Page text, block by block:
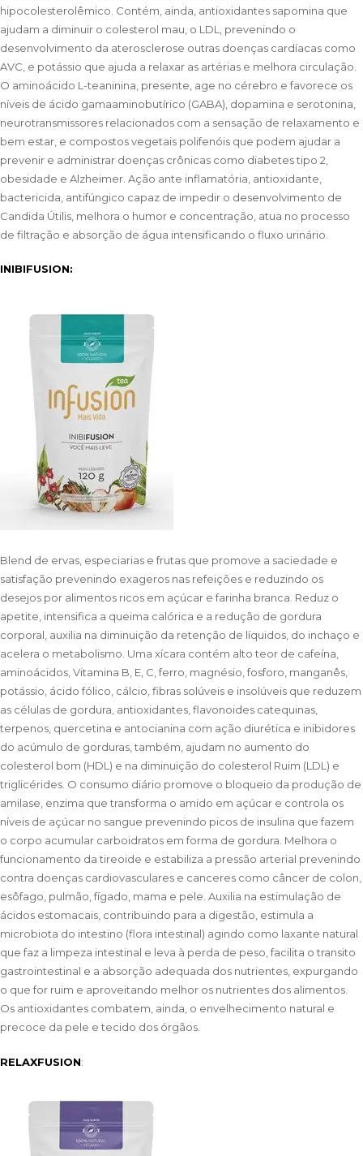
hipocolesterolêmico. Contém, ainda, antioxidantes sapomina que
ajudam a diminuir o colesterol mau, o LDL, prevenindo o
desenvolvimento da aterosclerose outras doenças cardíacas como
AVC, e potássio que ajuda a relaxar as artérias e melhora circulação.
O aminoácido L-teaninina, presente, age no cérebro e favorece os
níveis de ácido gamaaminobutírico (GABA), dopamina e serotonina,
neurotransmissores relacionados com a sensação de relaxamento e
bem estar, e compostos vegetais polifenóis que podem ajudar a
prevenir e administrar doenças crônicas como diabetes tipo 2,
obesidade e Alzheimer. Ação ante inflamatória, antioxidante,
bactericida, antifúngico capaz de impedir o desenvolvimento de
Candida Útilis, melhora o humor e concentração, atua no processo
de filtração e absorção de água intensificando o fluxo urinário.
INIBIFUSION:
Blend de ervas, especiarias e frutas que promove a saciedade e
satisfação prevenindo exageros nas refeições e reduzindo os
desejos por alimentos ricos em açúcar e farinha branca. Reduz o
apetite, intensifica a queima calórica e a redução de gordura
corporal, auxilia na diminuição da retenção de líquidos, do inchaço e
acelera o metabolismo. Uma xícara contém alto teor de cafeína,
aminoácidos, Vitamina B, E, C, ferro, magnésio, fosforo, manganês,
potássio, ácido fólico, cálcio, fibras solúveis e insolúveis que reduzem
as células de gordura, antioxidantes, flavonoides catequinas,
terpenos, quercetina e antocianina com ação diurética e inibidores
do acúmulo de gorduras, também, ajudam no aumento do
colesterol bom (HDL) e na diminuição do colesterol Ruim (LDL) e
triglicérides. O consumo diário promove o bloqueio da produção de
amilase, enzima que transforma o amido em açúcar e controla os
níveis de açúcar no sangue prevenindo picos de insulina que fazem
o corpo acumular carboidratos em forma de gordura. Melhora o
funcionamento da tireoide e estabiliza a pressão arterial prevenindo
contra doenças cardiovasculares e canceres como câncer de colon,
esôfago, pulmão, fígado, mama e pele. Auxilia na estimulação de
ácidos estomacais, contribuindo para a digestão, estimula a
microbiota do intestino (flora intestinal) agindo como laxante natural
que faz a limpeza intestinal e leva à perda de peso, facilita o transito
gastrointestinal e a absorção adequada dos nutrientes, expurgando
o que for ruim e aproveitando melhor os nutrientes dos alimentos.
Os antioxidantes combatem, ainda, o envelhecimento natural e
precoce da pele e tecido dos órgãos.
RELAXFUSION: